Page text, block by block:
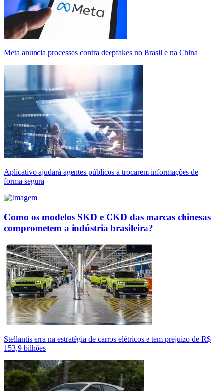
Meta anuncia processos contra deepfakes no Brasil e na China
Aplicativo ajudará agentes públicos a trocarem informações de
forma segura
Como os modelos SKD e CKD das marcas chinesas
comprometem a indústria brasileira?
Stellantis erra na estratégia de carros elétricos e tem prejuízo de R$
153,9 bilhões